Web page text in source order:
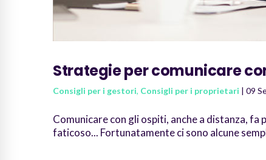
Strategie per comunicare
Consigli per i gestori, Consigli per i proprietari | 09
Comunicare con gli ospiti, anche a distanza,
faticoso... Fortunatamente ci sono alcune